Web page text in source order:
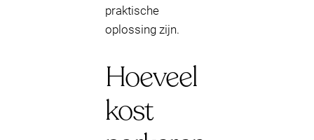
praktische
oplossing zijn.
Hoeveel
kost